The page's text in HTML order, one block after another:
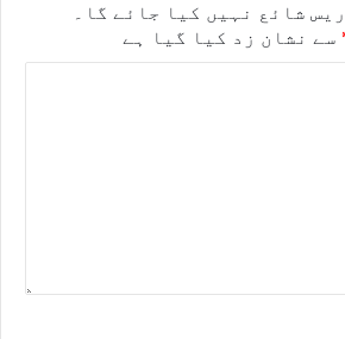
شائع نہیں کیا جائے گا۔
سے نشان زد کیا گیا ہے